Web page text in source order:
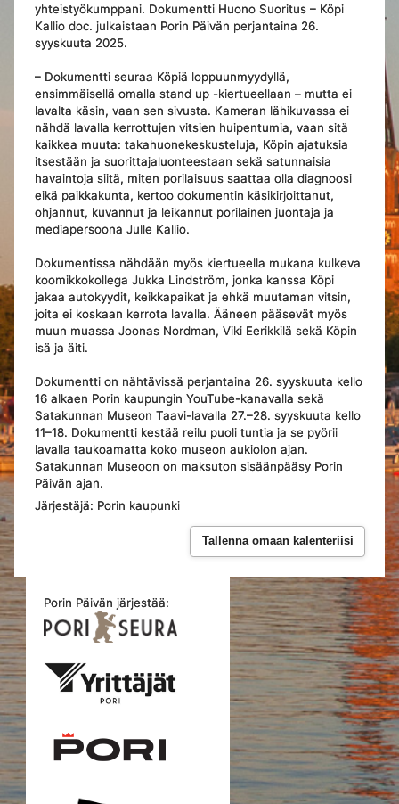
yhteistyökumppani. Dokumentti Huono Suoritus – Köpi
Kallio doc. julkaistaan Porin Päivän perjantaina 26.
syyskuuta 2025.
– Dokumentti seuraa Köpiä loppuunmyydyllä,
ensimmäisellä omalla stand up -kiertueellaan – mutta ei
lavalta käsin, vaan sen sivusta. Kameran lähikuvassa ei
nähdä lavalla kerrottujen vitsien huipentumia, vaan sitä
kaikkea muuta: takahuonekeskusteluja, Köpin ajatuksia
itsestään ja suorittajaluonteestaan sekä satunnaisia
havaintoja siitä, miten porilaisuus saattaa olla diagnoosi
eikä paikkakunta, kertoo dokumentin käsikirjoittanut,
ohjannut, kuvannut ja leikannut porilainen juontaja ja
mediapersoona Julle Kallio.
Dokumentissa nähdään myös kiertueella mukana kulkeva
koomikkokollega Jukka Lindström, jonka kanssa Köpi
jakaa autokyydit, keikkapaikat ja ehkä muutaman vitsin,
joita ei koskaan kerrota lavalla. Ääneen pääsevät myös
muun muassa Joonas Nordman, Viki Eerikkilä sekä Köpin
isä ja äiti.
Dokumentti on nähtävissä perjantaina 26. syyskuuta kello
16 alkaen Porin kaupungin YouTube-kanavalla sekä
Satakunnan Museon Taavi-lavalla 27.–28. syyskuuta kello
11–18. Dokumentti kestää reilu puoli tuntia ja se pyörii
lavalla taukoamatta koko museon aukiolon ajan.
Satakunnan Museoon on maksuton sisäänpääsy Porin
Päivän ajan.
Järjestäjä: Porin kaupunki
Tallenna omaan kalenteriisi
Porin Päivän järjestää: